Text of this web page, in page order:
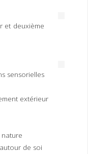
et deuxième
sensorielles
extérieur
de soi